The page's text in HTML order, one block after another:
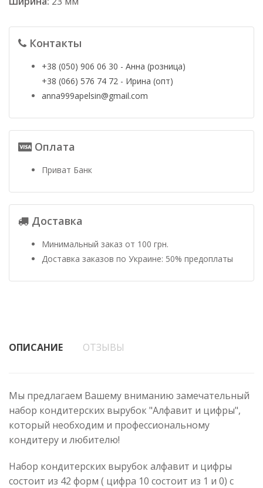
Контакты
+38 (050) 906 06 30 - Анна (розница)
+38 (066) 576 74 72 - Ирина (опт)
anna999apelsin@gmail.com
Оплата
Приват Банк
Доставка
Минимальный заказ от 100 грн.
Доставка заказов по Украине: 50% предоплаты
ОПИСАНИЕ ОТЗЫВЫ
Мы предлагаем Вашему вниманию замечательный
набор кондитерских вырубок "Алфавит и цифры",
который необходим и профессиональному
кондитеру и любителю!
Набор кондитерских вырубок алфавит и цифры
состоит из 42 форм ( цифра 10 состоит из 1 и 0) с